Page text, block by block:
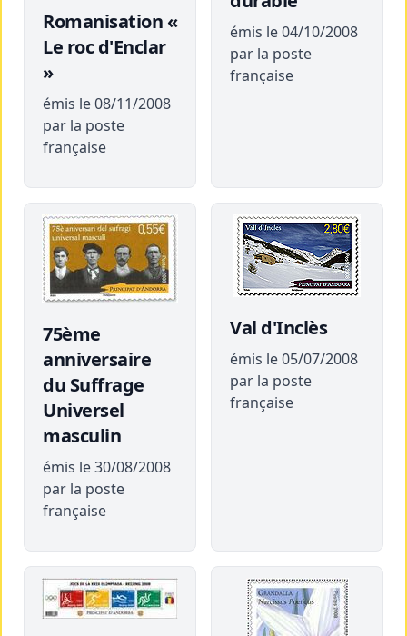
Romanisation «
Le roc d'Enclar
»
émis le 08/11/2008
par la poste
française
émis le 04/10/2008
par la poste
française
75ème
anniversaire
du Suffrage
Universel
masculin
émis le 30/08/2008
par la poste
française
Val d'Inclès
émis le 05/07/2008
par la poste
française